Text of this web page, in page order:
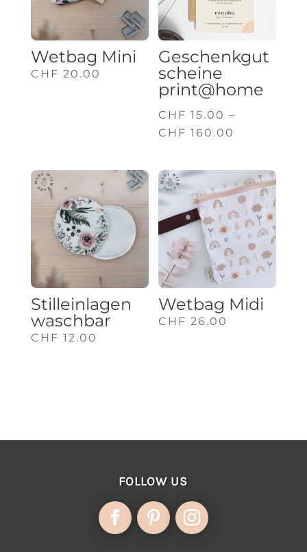
Wetbag Mini
CHF 20.00
Geschenkgut
scheine
print@home
CHF 15.00 –
CHF 160.00
bis
CHF
Stilleinlagen
waschbar
CHF 12.00
Wetbag Midi
CHF 26.00
FOLLOW US